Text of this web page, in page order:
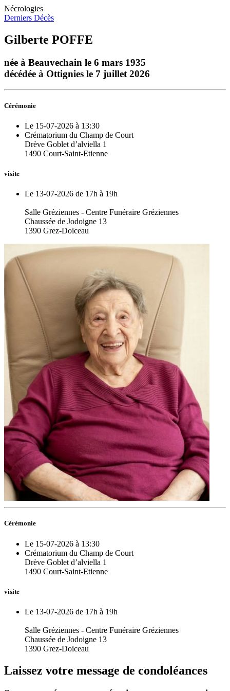
Nécrologies
Derniers Décès
Gilberte POFFE
née à Beauvechain le 6 mars 1935
décédée à Ottignies le 7 juillet 2026
Cérémonie
Le 15-07-2026 à 13:30
Crématorium du Champ de Court
Drève Goblet d’alviella 1
1490 Court-Saint-Etienne
visite
Le 13-07-2026 de 17h à 19h
Salle Gréziennes - Centre Funéraire Gréziennes
Chaussée de Jodoigne 13
1390 Grez-Doiceau
Cérémonie
Le 15-07-2026 à 13:30
Crématorium du Champ de Court
Drève Goblet d’alviella 1
1490 Court-Saint-Etienne
visite
Le 13-07-2026 de 17h à 19h
Salle Gréziennes - Centre Funéraire Gréziennes
Chaussée de Jodoigne 13
1390 Grez-Doiceau
Laissez votre message de condoléances